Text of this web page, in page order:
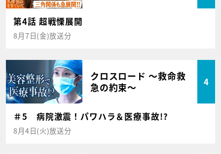
第4話 超戦慄展開
8月7日(金)放送分
クロスロード ～救命救
急の約束～
4
＃5 病院激震！パワハラ＆医療事故!?
8月4日(火)放送分